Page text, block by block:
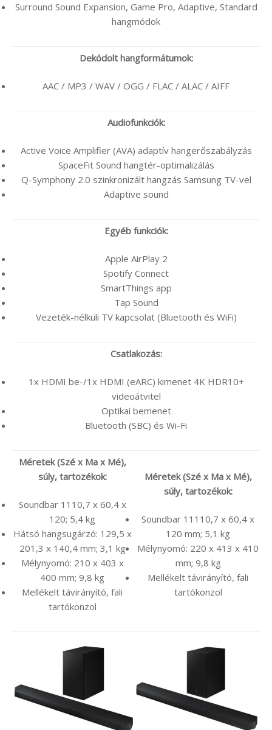
Surround Sound Expansion, Game Pro, Adaptive, Standard
hangmódok
Dekódolt hangformátumok:
AAC / MP3 / WAV / OGG / FLAC / ALAC / AIFF
Audiofunkciók:
Active Voice Amplifier (AVA) adaptív hangerőszabályzás
SpaceFit Sound hangtér-optimalizálás
Q-Symphony 2.0 szinkronizált hangzás Samsung TV-vel
Adaptive sound
Egyéb funkciók:
Apple AirPlay 2
Spotify Connect
SmartThings app
Tap Sound
Vezeték-nélküli TV kapcsolat (Bluetooth és WiFi)
Csatlakozás:
1x HDMI be-/1x HDMI (eARC) kimenet 4K HDR10+
videoátvitel
Optikai bemenet
Bluetooth (SBC) és Wi-Fi
Méretek (Szé x Ma x Mé),
súly, tartozékok:
Soundbar 1110,7 x 60,4 x
120; 5,4 kg
Hátsó hangsugárzó: 129,5 x
201,3 x 140,4 mm; 3,1 kg
Mélynyomó: 210 x 403 x
400 mm; 9,8 kg
Mellékelt távirányító, fali
tartókonzol
Méretek (Szé x Ma x Mé),
súly, tartozékok:
Soundbar 11110,7 x 60,4 x
120 mm; 5,1 kg
Mélynyomó: 220 x 413 x 410
mm; 9,8 kg
Mellékelt távirányító, fali
tartókonzol